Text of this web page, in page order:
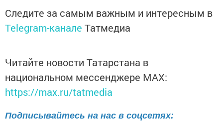
Следите за самым важным и интересным в
Telegram-канале Татмедиа
Читайте новости Татарстана в
национальном мессенджере MАХ:
https://max.ru/tatmedia
Подписывайтесь на нас в соцсетях: